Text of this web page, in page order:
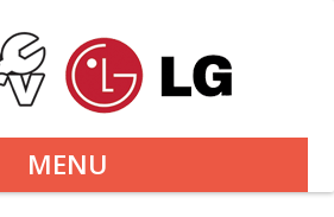
MENU